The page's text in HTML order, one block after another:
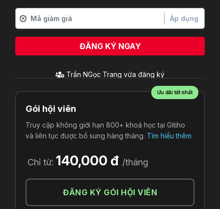
Áp dụng
ĐĂNG KÝ NGAY
Ưu đãi tốt nhất
Gói hội viên
Truy cập không giới hạn 800+ khoá học tại Gitiho
và liên tục được bổ sung hàng tháng. Tìm hiểu thêm
Chỉ từ: 140,000 đ /tháng
ĐĂNG KÝ GÓI HỘI VIÊN